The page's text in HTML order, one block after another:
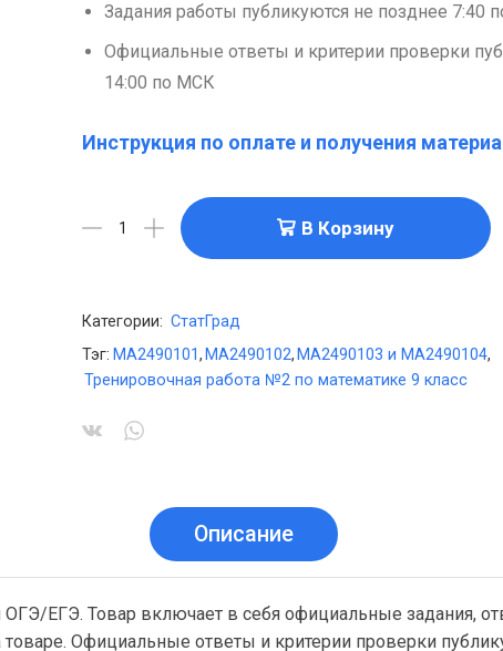
Задания работы публикуются не позднее 7:40
Официальные ответы и критерии проверки
14:00 по МСК
Инструкция по оплате и получения
В Корзину
Категории: СтатГрад
Тэг: МА2490101, МА2490102, МА2490103 и МА2490104,
Тренировочная работа №2 по математике 9 класс
Описание
ОГЭ/ЕГЭ. Товар включает в себя официальные задания,
Официальные ответы и критерии проверки